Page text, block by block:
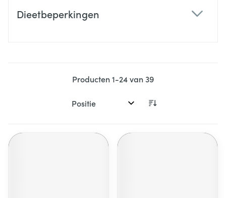
Dieetbeperkingen
Producten1-24van39
Sorteer op: